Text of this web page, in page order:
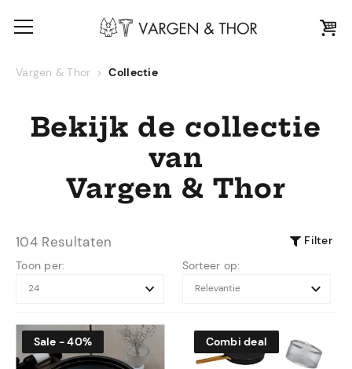
Vargen & Thor Collectie
Bekijk de collectie
van
Vargen & Thor
104 Resultaten
Filter
Toon per:
Sorteer op:
Sale - 40% Combi deal